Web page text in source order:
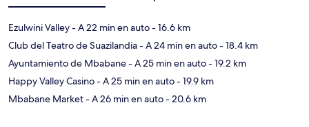
Ezulwini Valley- A 22 min en auto- 16.6 km
Club del Teatro de Suazilandia- A 24 min en auto- 18.4 km
Ayuntamiento de Mbabane- A 25 min en auto- 19.2 km
Happy Valley Casino- A 25 min en auto- 19.9 km
Mbabane Market- A 26 min en auto- 20.6 km